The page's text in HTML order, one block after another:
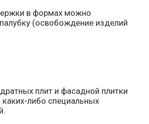
в формах можно
(освобождение изделий
плит и фасадной плитки
каких-либо специальных